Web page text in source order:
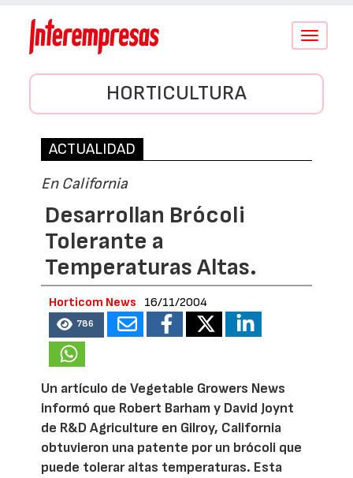
Conmutar
HORTICULTURA
ACTUALIDAD
En California
Desarrollan Brócoli
Tolerante a
Temperaturas Altas.
Horticom News 16/11/2004
786
Un artículo de Vegetable Growers News
informó que Robert Barham y David Joynt
de R&D Agriculture en Gilroy, California
obtuvieron una patente por un brócoli que
puede tolerar altas temperaturas. Esta